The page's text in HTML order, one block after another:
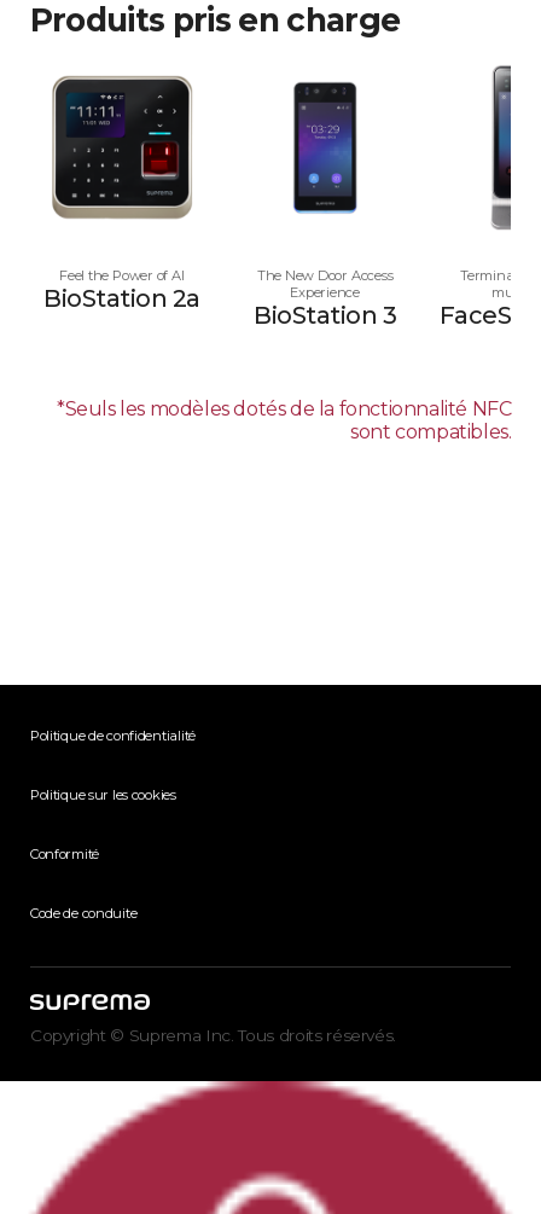
Produits pris en charge
Feel the Power of AI
BioStation 2a
The New Door Access
Experience
BioStation 3
Terminal
*Seuls les modèles dotés de la fonctionnalité NFC
sont compatibles.
Politique de confidentialité
Politique sur les cookies
Conformité
Code de conduite
Copyright © Suprema Inc. Tous droits réservés.